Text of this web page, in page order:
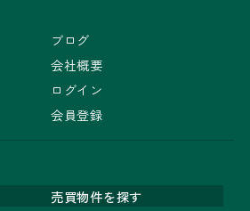
ブログ
会社概要
ログイン
会員登録
売買物件を探す